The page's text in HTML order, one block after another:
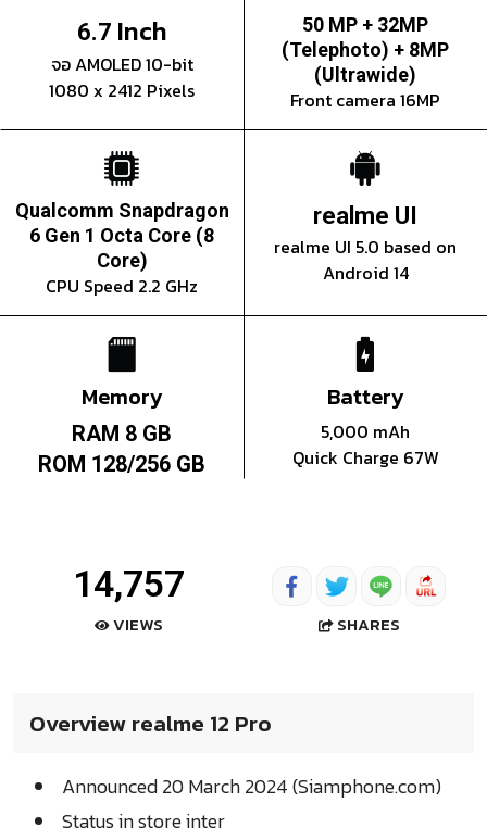
6.7 Inch
จอ AMOLED 10-bit
1080 x 2412 Pixels
50 MP + 32MP
(Telephoto) + 8MP
(Ultrawide)
Front camera 16MP
Qualcomm Snapdragon
6 Gen 1 Octa Core (8
Core)
CPU Speed 2.2 GHz
realme UI
realme UI 5.0 based on
Android 14
Memory
RAM 8 GB
ROM 128/256 GB
Battery
5,000 mAh
Quick Charge 67W
14,757
VIEWS SHARES
Overview realme 12 Pro
Announced 20 March 2024 (Siamphone.com)
Status in store inter